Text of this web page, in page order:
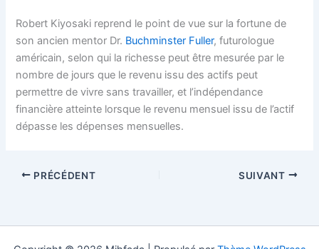
Robert Kiyosaki reprend le point de vue sur la fortune de
son ancien mentor Dr. Buchminster Fuller, futurologue
américain, selon qui la richesse peut être mesurée par le
nombre de jours que le revenu issu des actifs peut
permettre de vivre sans travailler, et l’indépendance
financière atteinte lorsque le revenu mensuel issu de l’actif
dépasse les dépenses mensuelles.
PRÉCÉDENT SUIVANT